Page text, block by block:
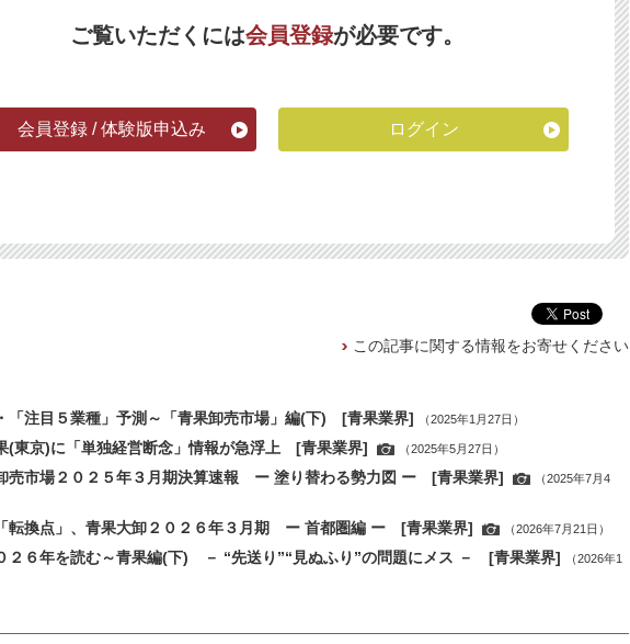
ご覧いただくには会員登録が必要です。
会員登録 / 体験版申込み ログイン
この記事に関する情報をお寄せください
「注目５業種」予測～「青果卸売市場」編(下) [青果業界] （2025年1月27日）
(東京)に「単独経営断念」情報が急浮上 [青果業界] （2025年5月27日）
売市場２０２５年３月期決算速報 ー 塗り替わる勢力図 ー [青果業界]
（2025年7月4
転換点」、青果大卸２０２６年３月期 ー 首都圏編 ー [青果業界] （2026年7月21日）
２６年を読む～青果編(下) － “先送り”“見ぬふり”の問題にメス － [青果業界]
（2026年1